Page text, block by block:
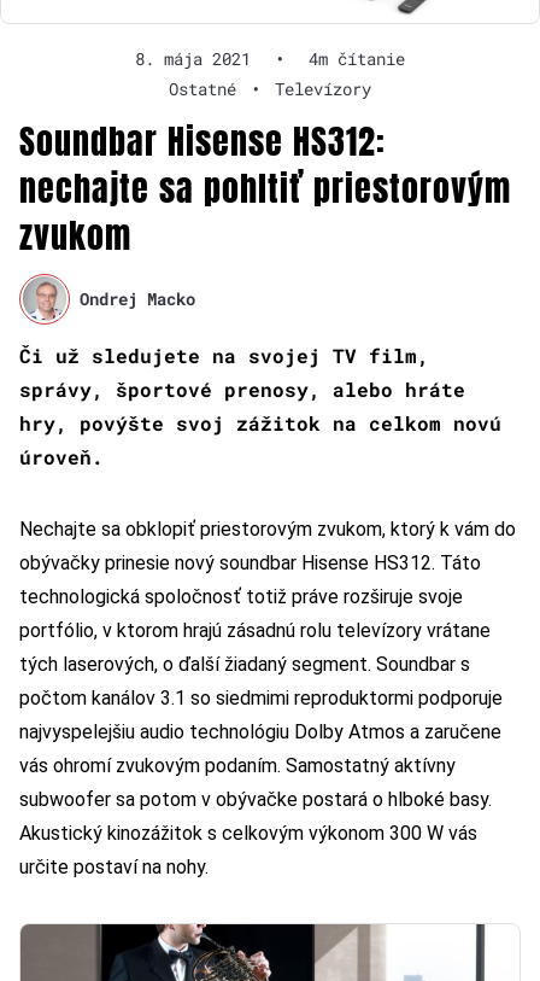
8. mája 2021 •
4m čítanie
Ostatné
• Televízory
Soundbar Hisense HS312:
nechajte sa pohltiť priestorovým
zvukom
Ondrej Macko
Či už sledujete na svojej TV film,
správy, športové prenosy, alebo hráte
hry, povýšte svoj zážitok na celkom novú
úroveň.
Nechajte sa obklopiť priestorovým zvukom, ktorý k vám do
obývačky prinesie nový soundbar Hisense HS312. Táto
technologická spoločnosť totiž práve rozširuje svoje
portfólio, v ktorom hrajú zásadnú rolu televízory vrátane
tých laserových, o ďalší žiadaný segment. Soundbar s
počtom kanálov 3.1 so siedmimi reproduktormi podporuje
najvyspelejšiu audio technológiu Dolby Atmos a zaručene
vás ohromí zvukovým podaním. Samostatný aktívny
subwoofer sa potom v obývačke postará o hlboké basy.
Akustický kinozážitok s celkovým výkonom 300 W vás
určite postaví na nohy.